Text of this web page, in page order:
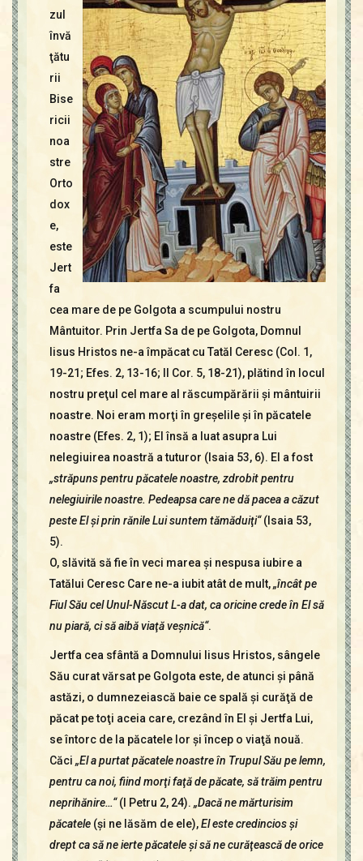
zul
învă
ţătu
rii
Bise
ricii
noa
stre
Orto
dox
e,
este
Jert
fa
cea mare de pe Golgota a scumpului nostru
Mântuitor. Prin Jertfa Sa de pe Golgota, Domnul
Iisus Hristos ne-a împăcat cu Tatăl Ceresc (Col. 1,
19-21; Efes. 2, 13-16; II Cor. 5, 18-21), plătind în locul
nostru preţul cel mare al răscumpărării şi mântuirii
noastre. Noi eram morţi în greşelile şi în păcatele
noastre (Efes. 2, 1); El însă a luat asupra Lui
nelegiuirea noastră a tuturor (Isaia 53, 6). El a fost
„străpuns pentru păcatele noastre, zdrobit pentru
nelegiuirile noastre. Pedeapsa care ne dă pacea a căzut
peste El şi prin rănile Lui suntem tămăduiţi“(Isaia 53,
5).
O, slăvită să fie în veci marea şi nespusa iubire a
Tatălui Ceresc Care ne-a iubit atât de mult,„încât pe
Fiul Său cel Unul-Născut L-a dat, ca oricine crede în El să
nu piară, ci să aibă viaţă veşnică“.
Jertfa cea sfântă a Domnului Iisus Hristos, sângele
Său curat vărsat pe Golgota este, de atunci şi până
astăzi, o dumnezeiască baie ce spală şi curăţă de
păcat pe toţi aceia care, crezând în El şi Jertfa Lui,
se întorc de la păcatele lor şi încep o viaţă nouă.
Căci „El a purtat păcatele noastre în Trupul Său pe lemn,
pentru ca noi, fiind morţi faţă de păcate, să trăim pentru
neprihănire…“(I Petru 2, 24). „Dacă ne mărturisim
păcatele (şi ne lăsăm de ele),El este credincios şi
drept ca să ne ierte păcatele şi să ne curăţească de orice